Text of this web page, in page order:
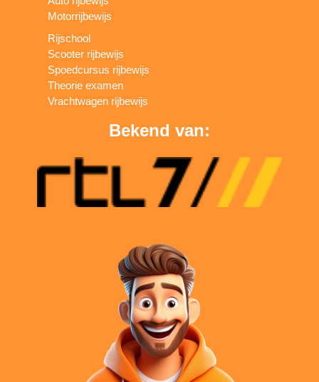
Motorrijbewijs
Rijschool
Scooter rijbewijs
Spoedcursus rijbewijs
Theorie examen
Vrachtwagen rijbewijs
Bekend van: